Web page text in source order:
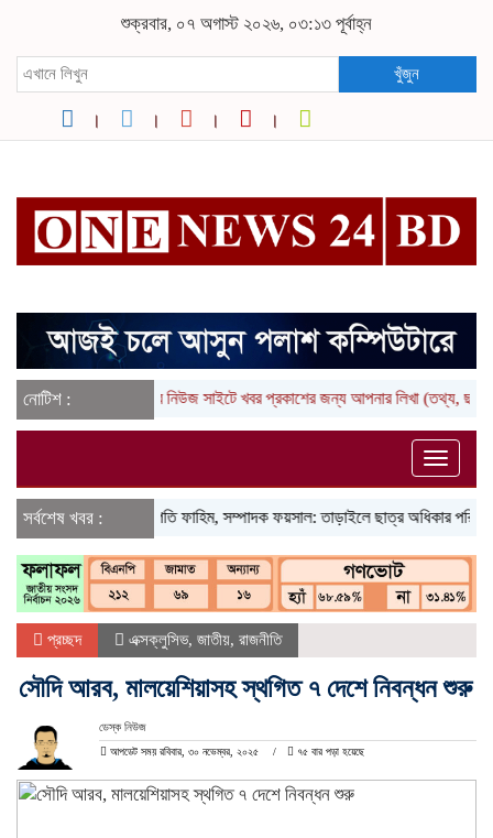
শুক্রবার, ০৭ অগাস্ট ২০২৬, ০৩:১৩ পূর্বাহ্ন
খুঁজুন
নোটিশ :আমাদের নিউজ সাইটে খবর প্রকাশের জন্য আপনার লিখা (তথ্য, ছবি ও
Toggle
সর্বশেষ খবর :সভাপতি ফাহিম, সম্পাদক ফয়সাল: তাড়াইলে ছাত্র অধিকার পরিষদের
প্রচ্ছদ এক্সক্লুসিভ, জাতীয়, রাজনীতি
সৌদি আরব, মালয়েশিয়াসহ স্থগিত ৭ দেশে নিবন্ধন শুরু
ডেস্ক নিউজ
আপডেট সময় রবিবার, ৩০ নভেম্বর, ২০২৫ ৭৫ বার পড়া হয়েছে